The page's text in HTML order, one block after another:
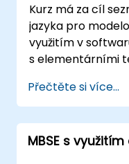
Kurz má za cíl
jazyka pro
využitím v
s elementárními
modelů. Cílem
odborníkům
pluginu
Přečtěte si více...
MBSE s